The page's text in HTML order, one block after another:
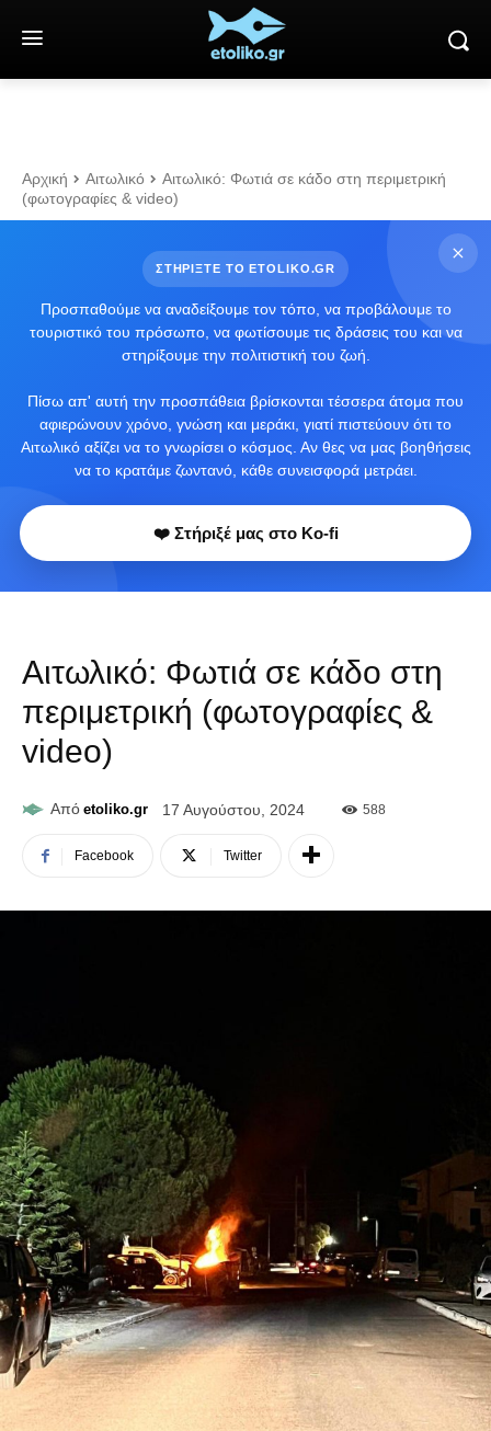
Αρχική Αιτωλικό
Αιτωλικό: Φωτιά σε κάδο στη περιμετρική
(φωτογραφίες & video)
ΣΤΗΡΙΞΤΕ ΤΟ ETOLIKO.GR
Προσπαθούμε να αναδείξουμε τον τόπο, να προβάλουμε το
τουριστικό του πρόσωπο, να φωτίσουμε τις δράσεις του και να
στηρίξουμε την πολιτιστική του ζωή.
Πίσω απ' αυτή την προσπάθεια βρίσκονται τέσσερα άτομα που
αφιερώνουν χρόνο, γνώση και μεράκι, γιατί πιστεύουν ότι το
Αιτωλικό αξίζει να το γνωρίσει ο κόσμος. Αν θες να μας βοηθήσεις
να το κρατάμε ζωντανό, κάθε συνεισφορά μετράει.
❤️ Στήριξέ μας στο Ko-fi
Αιτωλικό: Φωτιά σε κάδο στη
περιμετρική (φωτογραφίες &
video)
Από etoliko.gr 17 Αυγούστου, 2024 588
Facebook Twitter